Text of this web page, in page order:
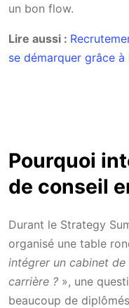
un bon flow.
Lire aussi :
se démarquer grâce à
Pourquoi
de conseil
Durant le Strategy
organisé une table
intégrer un cabinet
carrière ? », une
beaucoup de